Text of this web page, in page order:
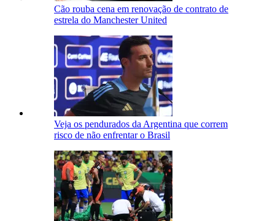
Cão rouba cena em renovação de contrato de
estrela do Manchester United
Veja os pendurados da Argentina que correm
risco de não enfrentar o Brasil